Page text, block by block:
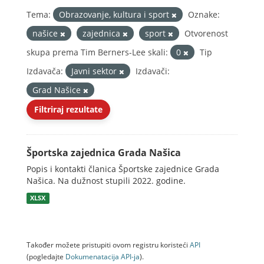
Tema: Obrazovanje, kultura i sport
Oznake:
našice
zajednica sport
Otvorenost
skupa prema Tim Berners-Lee skali:
0
Tip
Izdavača:
Javni sektor
Izdavači:
Grad Našice
Filtriraj rezultate
Športska zajednica Grada Našica
Popis i kontakti članica Športske zajednice Grada
Našica. Na dužnost stupili 2022. godine.
XLSX
Također možete pristupiti ovom registru koristeći API
(pogledajte Dokumenаtаcijа API-jа).